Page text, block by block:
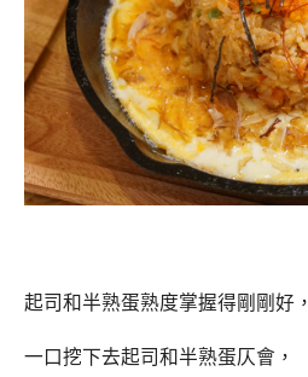
起司和半熟蛋熟度掌握得剛剛好，
一口挖下去起司和半熟蛋仄會，